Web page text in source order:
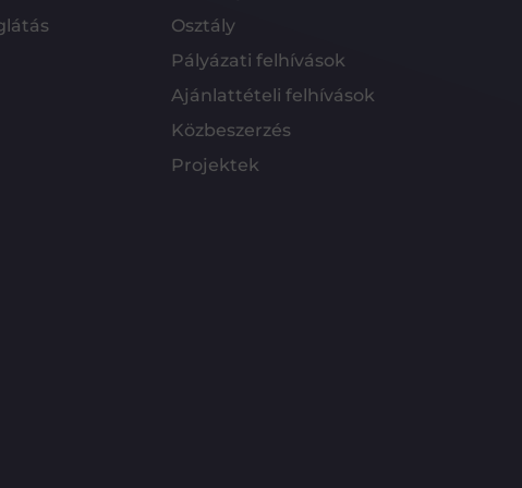
Osztály
Pályázati felhívások
Ajánlattételi felhívások
Közbeszerzés
Projektek